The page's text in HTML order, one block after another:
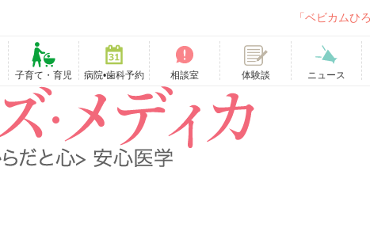
「ベビカムひ
子育て・育児 病院•歯科予約 相談室 体験談 ニュース